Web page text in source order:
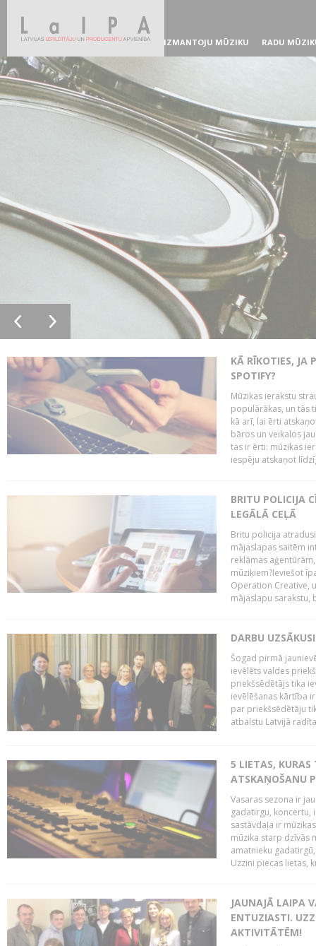
IZMANTOJU MŪZIKU RADU
KĀ RĪKOTIES, JA
SPOTIFY?
Mūzikas ierakstu
populārākas, un tās
kā arī, lai ērti
bāros un veikalos
tas ir ērti: mūzikas
iespēju atskaņot
BRITU POLICIJA
LEGĀLĀ CEĻĀ
Britu policija
mājaslapas saitēm
reklāmas
mūziķiem?Ieviešot
Operation Creative,
mājaslapu sarakstu,
DARBU
Šogad pirmā
ievēlēts valdes
priekšsēdētājs tika
ievēlēšanas kārtība
par priekšsēdētāju
atbalstu Latvijā
5 LIETAS, KURAS
ATSKAŅOŠANU
Vasaras sezona ir
gadatirgu, koncertu,
sastāvdaļa ir
mūzika starp dzīvās
amatnieku
Uzzini piecas lietas,
JAUNAJĀ LAIPA
ENTUZIASTI.
AKTIVITĀTĒM!